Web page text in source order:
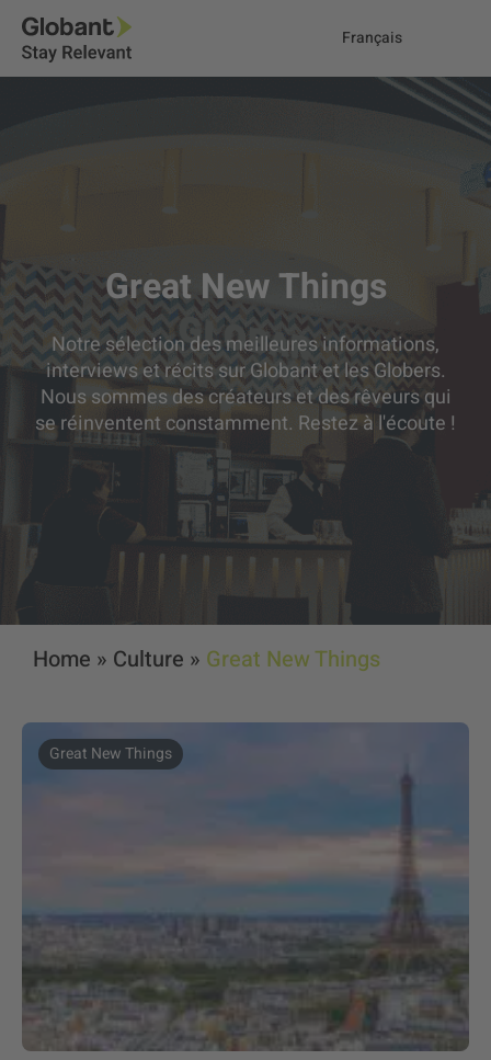
Français
Great New Things
Notre sélection des meilleures informations,
interviews et récits sur Globant et les Globers.
Nous sommes des créateurs et des rêveurs qui
se réinventent constamment. Restez à l'écoute !
Home » Culture » Great New Things
Great New Things